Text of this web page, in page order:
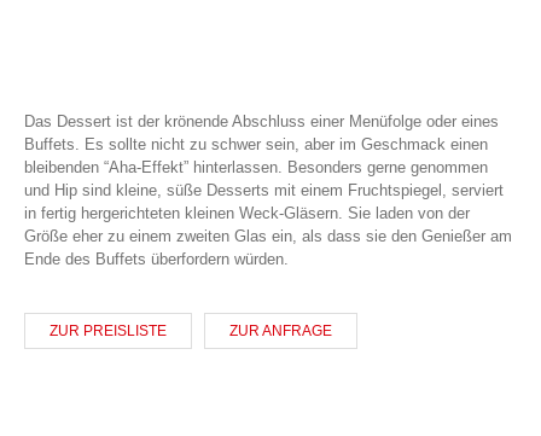
Das Dessert ist der krönende Abschluss einer Menüfolge oder eines
Buffets. Es sollte nicht zu schwer sein, aber im Geschmack einen
bleibenden “Aha-Effekt” hinterlassen. Besonders gerne genommen
und Hip sind kleine, süße Desserts mit einem Fruchtspiegel, serviert
in fertig hergerichteten kleinen Weck-Gläsern. Sie laden von der
Größe eher zu einem zweiten Glas ein, als dass sie den Genießer am
Ende des Buffets überfordern würden.
ZUR PREISLISTE ZUR ANFRAGE